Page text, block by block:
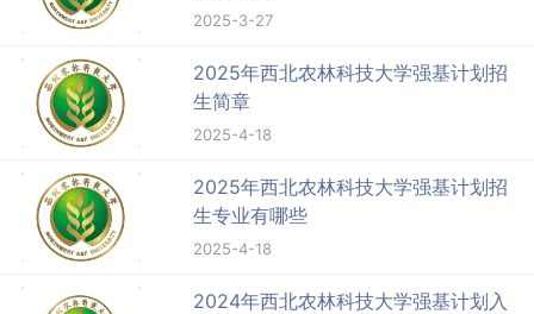
2025-3-27
2025年西北农林科技大学强基计划招
生简章
2025-4-18
2025年西北农林科技大学强基计划招
生专业有哪些
2025-4-18
2024年西北农林科技大学强基计划入